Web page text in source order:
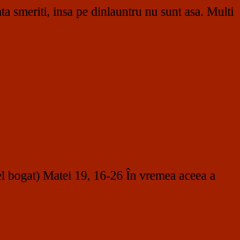
insa pe dinlauntru nu sunt asa. Multi
Matei 19, 16-26 În vremea aceea a